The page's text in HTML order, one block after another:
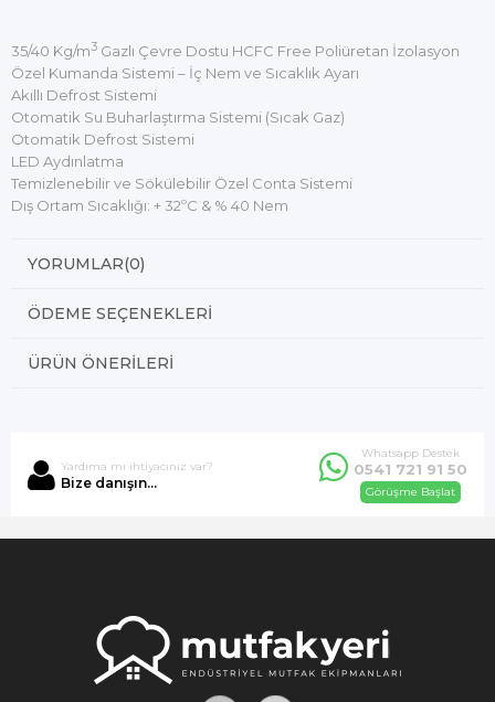
35/40 Kg/m3 Gazlı Çevre Dostu HCFC Free Poliüretan İzolasyon
Özel Kumanda Sistemi – İç Nem ve Sıcaklık Ayarı
Akıllı Defrost Sistemi
Otomatik Su Buharlaştırma Sistemi (Sıcak Gaz)
Otomatik Defrost Sistemi
LED Aydınlatma
Temizlenebilir ve Sökülebilir Özel Conta Sistemi
Dış Ortam Sıcaklığı: + 32ºC & % 40 Nem
YORUMLAR(0)
ÖDEME SEÇENEKLERI
ÜRÜN ÖNERILERI
Yardıma mı ihtiyacınız var?
Bize danışın...
Whatsapp Destek
0541 721 91 50
Görüşme Başlat